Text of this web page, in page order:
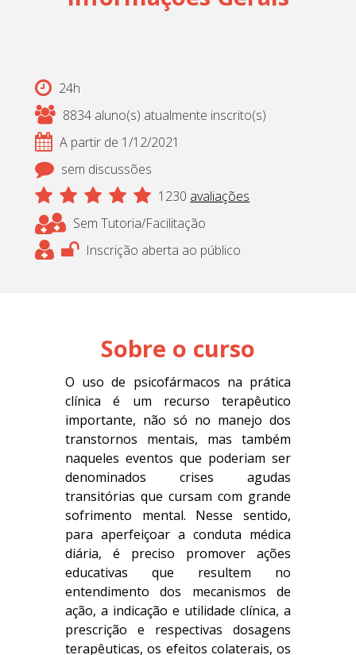
24h
8834 aluno(s) atualmente inscrito(s)
A partir de 1/12/2021
sem discussões
1230 avaliações
Sem Tutoria/Facilitação
Inscrição aberta ao público
Sobre o curso
O uso de psicofármacos na prática
clínica é um recurso terapêutico
importante, não só no manejo dos
transtornos mentais, mas também
naqueles eventos que poderiam ser
denominados crises agudas
transitórias que cursam com grande
sofrimento mental. Nesse sentido,
para aperfeiçoar a conduta médica
diária, é preciso promover ações
educativas que resultem no
entendimento dos mecanismos de
ação, a indicação e utilidade clínica, a
prescrição e respectivas dosagens
terapêuticas, os efeitos colaterais, os